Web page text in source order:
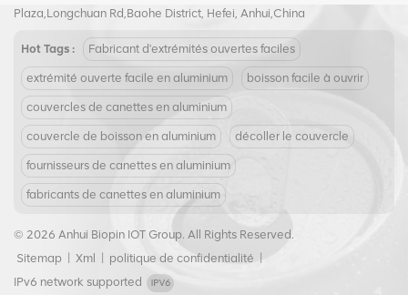
Plaza,Longchuan Rd,Baohe District, Hefei, Anhui,China
Hot Tags : Fabricant d'extrémités ouvertes faciles
extrémité ouverte facile en aluminium boisson facile à ouvrir
couvercles de canettes en aluminium
couvercle de boisson en aluminium décoller le couvercle
fournisseurs de canettes en aluminium
fabricants de canettes en aluminium
© 2026 Anhui Biopin IOT Group. All Rights Reserved.
Sitemap
Xml politique de confidentialité
IPv6 network supported